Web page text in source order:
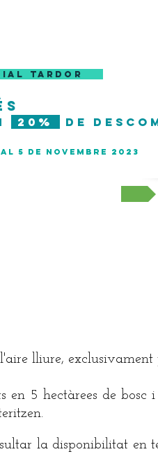
tardor
20% de
5 de novembre 2023
lliure,
5 hectàrees de bosc
la disponibilitat en